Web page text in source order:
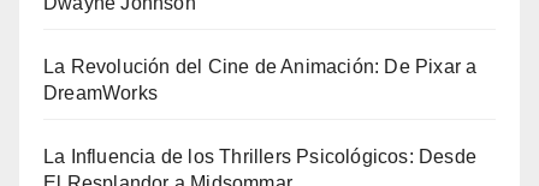
La Revolución del Cine de Animación: De Pixar a
DreamWorks
La Influencia de los Thrillers Psicológicos: Desde